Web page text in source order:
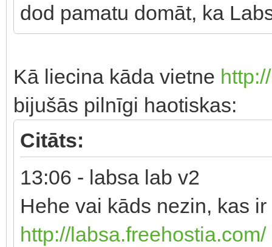
dod pamatu domāt, ka
Kā liecina kāda vietne
bijušās pilnīgi haotiskas:
Citāts:
13:06 - labsa lab v2
Hehe vai kāds nezin, kas ir
http://labsa.freehostia.com/